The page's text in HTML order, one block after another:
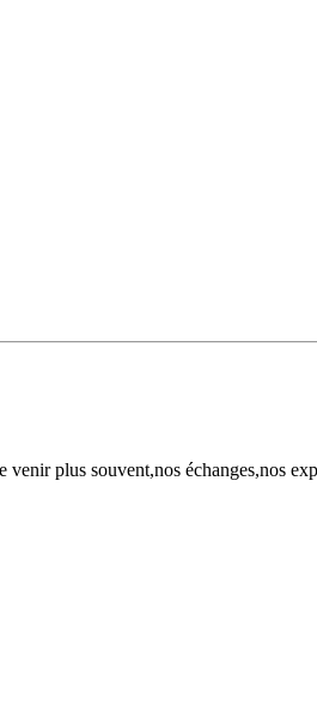
venir plus souvent,nos échanges,nos